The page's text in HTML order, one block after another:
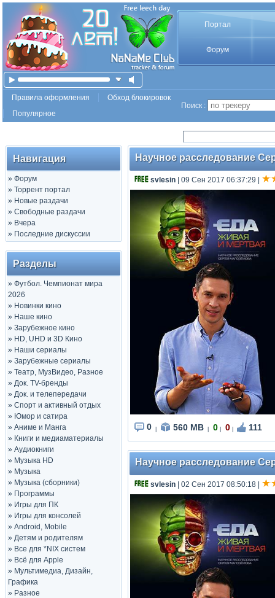
Портал
Форум
Правила оформления
Обход блокировок
Популярное
Поиск :
Навигация
» Форум
» Торрент портал
» Новые раздачи
» Свободные раздачи
» Вчера
» Последние дискуссии
Разделы
» Футбол. Чемпионат мира
2026
» Новинки кино
» Наше кино
» Зарубежное кино
» HD, UHD и 3D Кино
» Наши сериалы
» Зарубежные сериалы
» Театр, МузВидео, Разное
» Док. TV-бренды
» Док. и телепередачи
» Спорт и активный отдых
» Юмор и сатира
» Аниме и Манга
» Книги и медиаматериалы
» Аудиокниги
» Музыка HD
» Музыка
» Музыка (сборники)
» Программы
» Игры для ПК
» Игры для консолей
» Android, Mobile
» Детям и родителям
» Все для *NIX систем
» Всё для Apple
» Мультимедиа, Дизайн,
Графика
» Разное
Научное расследование
svlesin | 09 Сен 2017 06:37:29
0 560 MB 0 0 111
Научное расследование
svlesin | 02 Сен 2017 08:50:18